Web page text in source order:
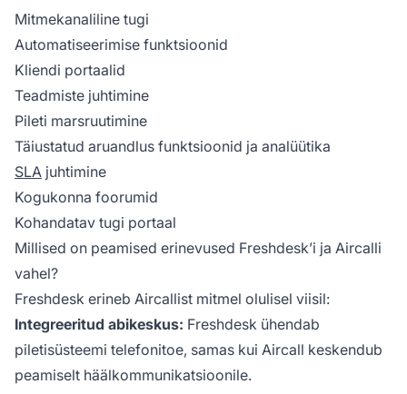
Mitmekanaliline tugi
Automatiseerimise funktsioonid
Kliendi portaalid
Teadmiste juhtimine
Pileti marsruutimine
Täiustatud aruandlus funktsioonid ja analüütika
SLA juhtimine
Kogukonna foorumid
Kohandatav tugi portaal
Millised on peamised erinevused Freshdesk’i ja Aircalli
vahel?
Freshdesk erineb Aircallist mitmel olulisel viisil:
Integreeritud abikeskus: Freshdesk ühendab
piletisüsteemi telefonitoe, samas kui Aircall keskendub
peamiselt häälkommunikatsioonile.